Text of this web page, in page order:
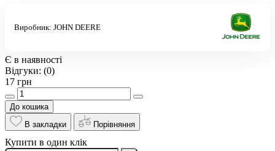
Виробник: JOHN DEERE
Є в наявності
Відгуки: (0)
17 грн
До кошика
В закладки
Порівняння
Купити в один клік